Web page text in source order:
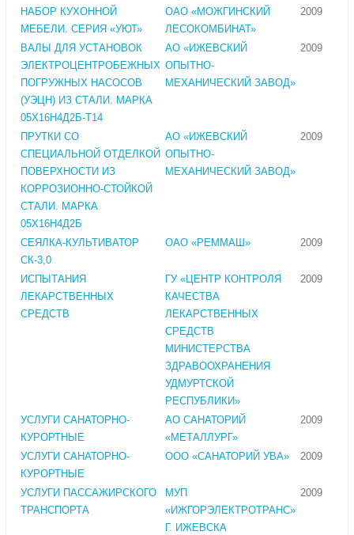
НАБОР КУХОННОЙ
МЕБЕЛИ. СЕРИЯ «УЮТ»
ОАО «МОЖГИНСКИЙ
ЛЕСОКОМБИНАТ»
2009
ВАЛЫ ДЛЯ УСТАНОВОК
ЭЛЕКТРОЦЕНТРОБЕЖНЫХ
ПОГРУЖНЫХ НАСОСОВ
(УЭЦН) ИЗ СТАЛИ. МАРКА
05Х16Н4Д2Б-Т14
АО «ИЖЕВСКИЙ
ОПЫТНО-
МЕХАНИЧЕСКИЙ ЗАВОД»
2009
ПРУТКИ СО
СПЕЦИАЛЬНОЙ ОТДЕЛКОЙ
ПОВЕРХНОСТИ ИЗ
КОРРОЗИОННО-СТОЙКОЙ
СТАЛИ. МАРКА
05Х16Н4Д2Б
АО «ИЖЕВСКИЙ
ОПЫТНО-
МЕХАНИЧЕСКИЙ ЗАВОД»
2009
СЕЯЛКА-КУЛЬТИВАТОР
СК-3,0
ОАО «РЕММАШ» 2009
ИСПЫТАНИЯ
ЛЕКАРСТВЕННЫХ
СРЕДСТВ
ГУ «ЦЕНТР КОНТРОЛЯ
КАЧЕСТВА
ЛЕКАРСТВЕННЫХ
СРЕДСТВ
МИНИСТЕРСТВА
ЗДРАВООХРАНЕНИЯ
УДМУРТСКОЙ
РЕСПУБЛИКИ»
2009
УСЛУГИ САНАТОРНО-
КУРОРТНЫЕ
АО САНАТОРИЙ
«МЕТАЛЛУРГ»
2009
УСЛУГИ САНАТОРНО-
КУРОРТНЫЕ
ООО «САНАТОРИЙ УВА» 2009
УСЛУГИ ПАССАЖИРСКОГО
ТРАНСПОРТА
МУП
«ИЖГОРЭЛЕКТРОТРАНС»
Г. ИЖЕВСКА
2009